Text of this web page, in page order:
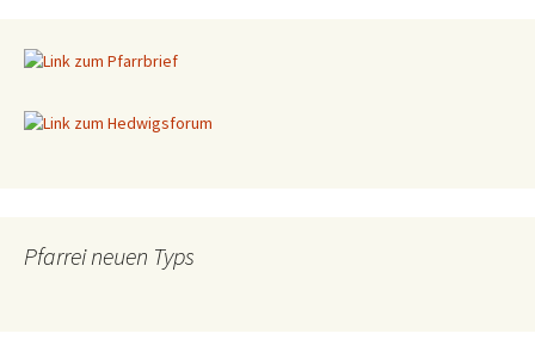
Pfarrei neuen Typs